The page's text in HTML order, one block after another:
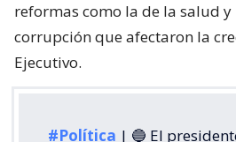
reformas como la de la salud y
corrupción que afectaron la
Ejecutivo.
#Política | 🔵 El